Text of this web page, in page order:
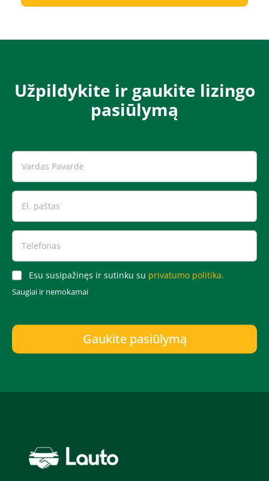
Užpildykite ir gaukite lizingo
pasiūlymą​​​
Esu susipažinęs ir sutinku su privatumo politika.
Saugiai ir nemokamai
Gaukite pasiūlymą